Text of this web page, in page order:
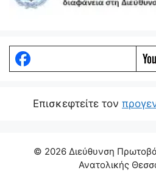
Eπισκεφτείτε τον
© 2026 Διεύθυνση
Ανατολικής